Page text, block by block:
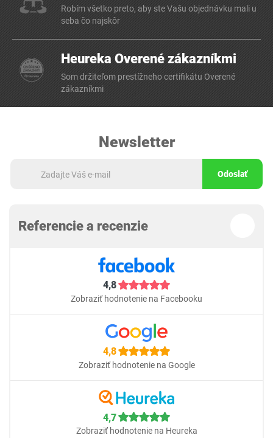
Robím všetko preto, aby ste Vašu objednávku mali u
seba čo najskôr
Heureka Overené zákazníkmi
Som držiteľom prestížneho certifikátu Overené
zákazníkmi
Newsletter
Odoslať
Referencie a recenzie
4,8
Zobraziť hodnotenie na Facebooku
4,8
Zobraziť hodnotenie na Google
4,7
Zobraziť hodnotenie na Heureka